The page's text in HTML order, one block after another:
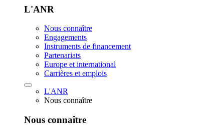
L'ANR
Nous connaître
Engagements
Instruments de financement
Partenariats
Europe et international
Carrières et emplois
L'ANR
Nous connaître
Nous connaître